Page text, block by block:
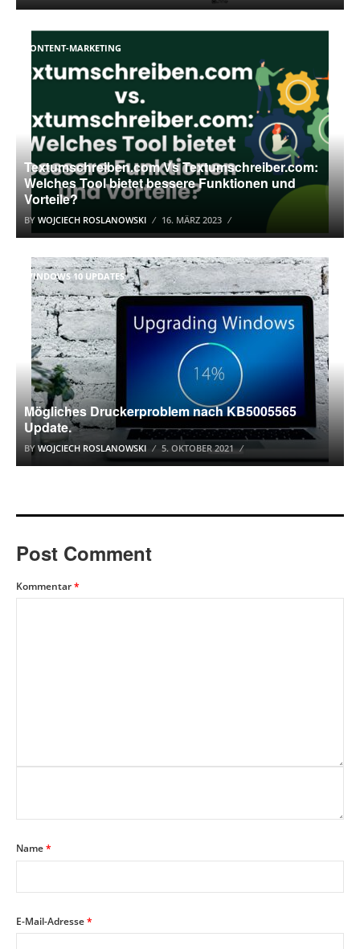
CONTENT-MARKETING
Textumschreiben.com Vs Textumschreiber.com:
Welches Tool bietet bessere Funktionen und
Vorteile?
BY WOJCIECH ROSLANOWSKI 16. MÄRZ 2023
WINDOWS 10 UPDATES
Mögliches Druckerproblem nach KB5005565
Update.
BY WOJCIECH ROSLANOWSKI 5. OKTOBER 2021
Post Comment
Kommentar*
Name*
E-Mail-Adresse*